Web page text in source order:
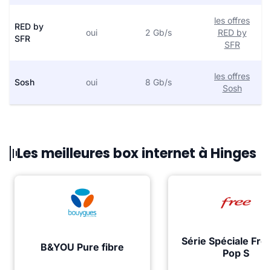
RED by
SFR
oui 2 Gb/s
les offres
RED by
SFR
Sosh oui 8 Gb/s
les offres
Sosh
Les meilleures box internet à Hinges
B&YOU Pure fibre
Série Spéciale
Pop S